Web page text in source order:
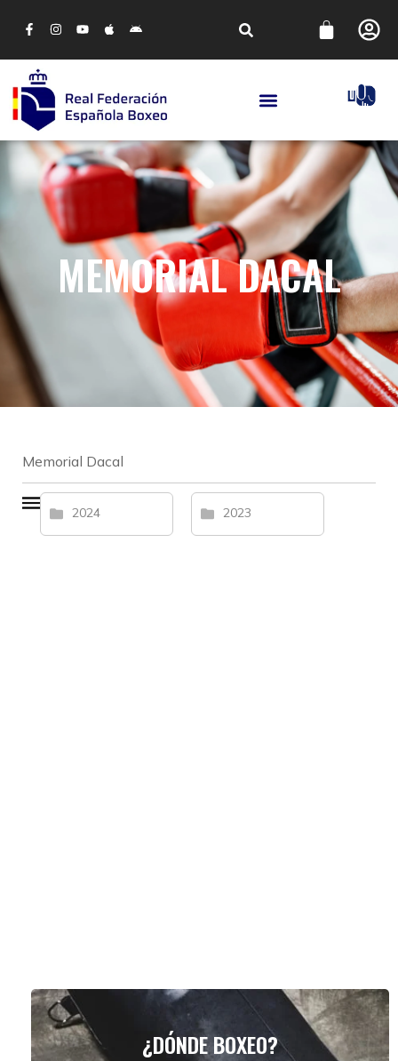
MEMORIAL DACAL
Memorial Dacal
2024 2023
¿DÓNDE BOXEO?